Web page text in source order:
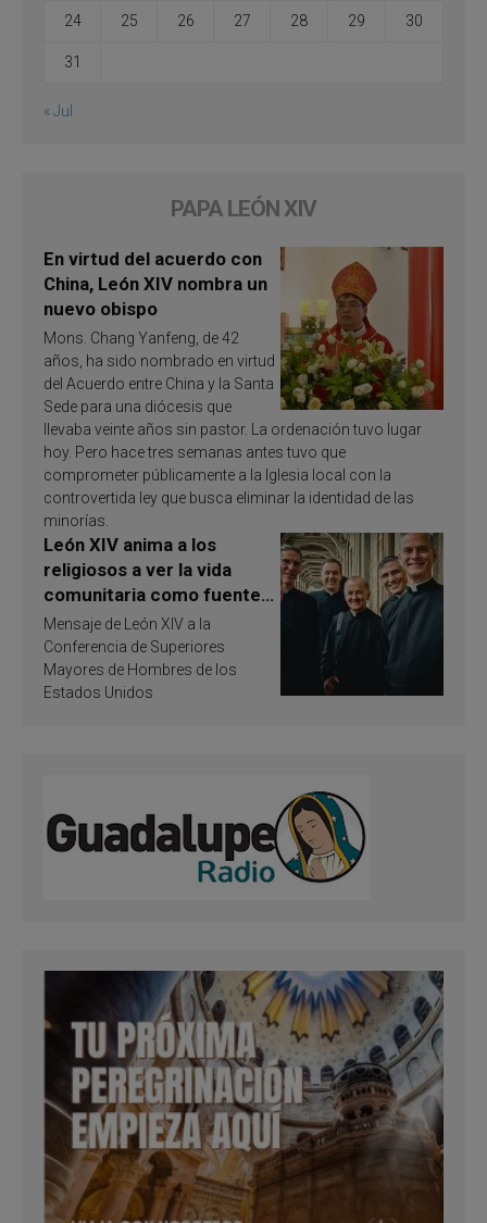
24 25 26 27 28 29 30
31
« Jul
PAPA LEÓN XIV
En virtud del acuerdo con
China, León XIV nombra un
nuevo obispo
Mons. Chang Yanfeng, de 42
años, ha sido nombrado en virtud
del Acuerdo entre China y la Santa
Sede para una diócesis que
llevaba veinte años sin pastor. La ordenación tuvo lugar
hoy. Pero hace tres semanas antes tuvo que
comprometer públicamente a la Iglesia local con la
controvertida ley que busca eliminar la identidad de las
minorías.
León XIV anima a los
religiosos a ver la vida
comunitaria como fuente
de inspiración y
santificación
Mensaje de León XIV a la
Conferencia de Superiores
Mayores de Hombres de los
Estados Unidos